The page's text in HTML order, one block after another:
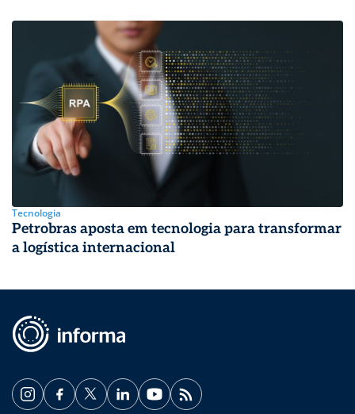
Tecnologia
Petrobras aposta em tecnologia para transformar
a logística internacional